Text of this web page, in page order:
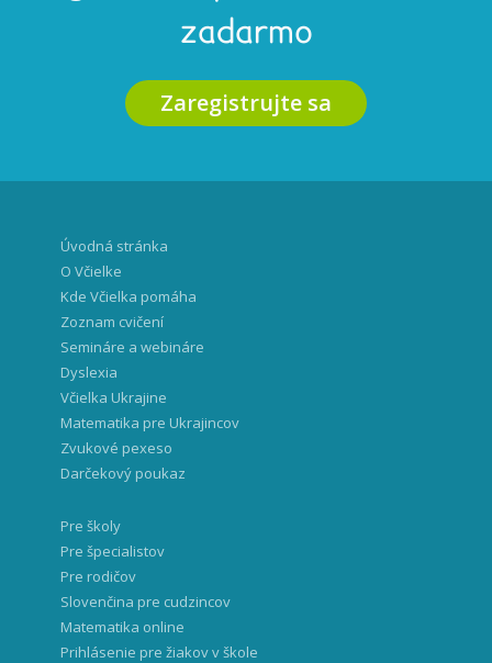
zadarmo
Zaregistrujte sa
Úvodná stránka
O Včielke
Kde Včielka pomáha
Zoznam cvičení
Semináre a webináre
Dyslexia
Včielka Ukrajine
Matematika pre Ukrajincov
Zvukové pexeso
Darčekový poukaz
Pre školy
Pre špecialistov
Pre rodičov
Slovenčina pre cudzincov
Matematika online
Prihlásenie pre žiakov v škole